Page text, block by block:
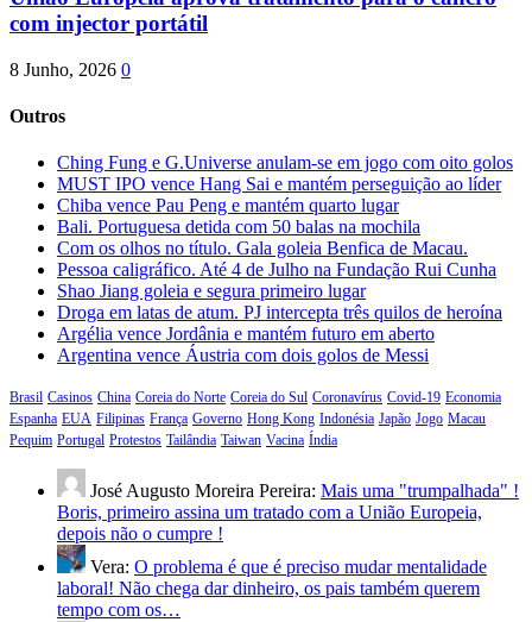
com injector portátil
8 Junho, 2026 0
Outros
Ching Fung e G.Universe anulam-se em jogo com oito golos
MUST IPO vence Hang Sai e mantém perseguição ao líder
Chiba vence Pau Peng e mantém quarto lugar
Bali. Portuguesa detida com 50 balas na mochila
Com os olhos no título. Gala goleia Benfica de Macau.
Pessoa caligráfico. Até 4 de Julho na Fundação Rui Cunha
Shao Jiang goleia e segura primeiro lugar
Droga em latas de atum. PJ intercepta três quilos de heroína
Argélia vence Jordânia e mantém futuro em aberto
Argentina vence Áustria com dois golos de Messi
Brasil Casinos China Coreia do Norte Coreia do Sul Coronavírus Covid-19 Economia
Espanha EUA Filipinas França Governo Hong Kong Indonésia Japão Jogo Macau
Pequim Portugal Protestos Tailândia Taiwan Vacina Índia
José Augusto Moreira Pereira: Mais uma "trumpalhada" !
Boris, primeiro assina um tratado com a União Europeia,
depois não o cumpre !
Vera: O problema é que é preciso mudar mentalidade
laboral! Não chega dar dinheiro, os pais também querem
tempo com os…